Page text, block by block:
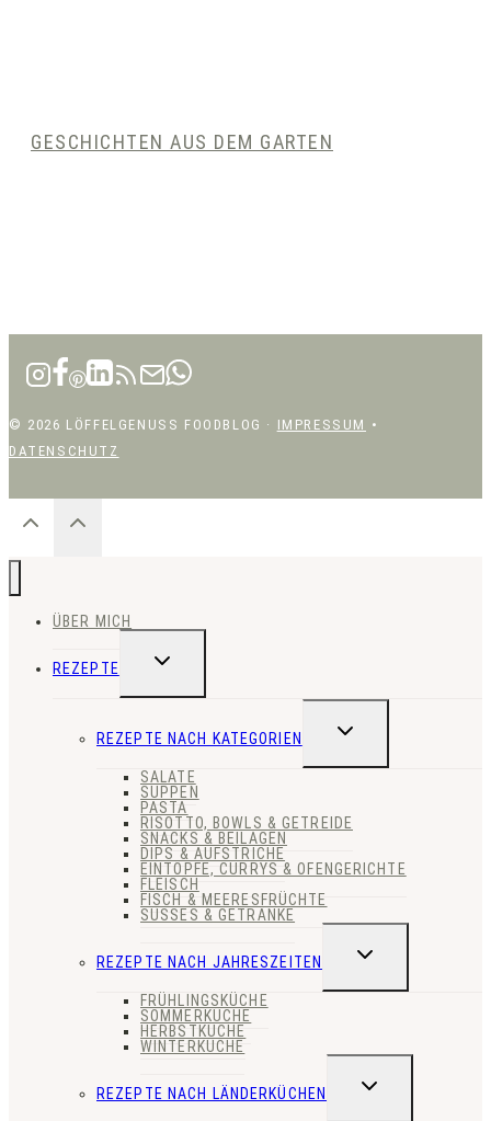
GESCHICHTEN AUS DEM GARTEN
© 2026 LÖFFELGENUSS FOODBLOG · IMPRESSUM •
DATENSCHUTZ
ÜBER MICH
REZEPTE
UNTERMENÜ
REZEPTE NACH KATEGORIEN
UNTERMENÜ
SALATE
SUPPEN
PASTA
RISOTTO, BOWLS & GETREIDE
SNACKS & BEILAGEN
DIPS & AUFSTRICHE
EINTÖPFE, CURRYS & OFENGERICHTE
FLEISCH
FISCH & MEERESFRÜCHTE
SÜSSES & GETRÄNKE
REZEPTE NACH JAHRESZEITEN
UNTERMENÜ
FRÜHLINGSKÜCHE
SOMMERKÜCHE
HERBSTKÜCHE
WINTERKÜCHE
REZEPTE NACH LÄNDERKÜCHEN
UNTERMENÜ